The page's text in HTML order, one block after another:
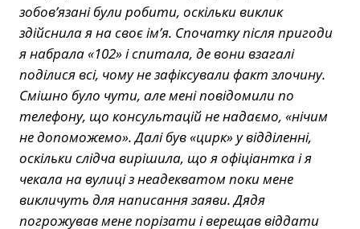
зобов’язані були робити, оскільки виклик
здійснила я на своє ім’я. Спочатку після пригоди
я набрала «102» і спитала, де вони взагалі
поділися всі, чому не зафіксували факт злочину.
Смішно було чути, але мені повідомили по
телефону, що консультацій не надаємо, «нічим
не допоможемо». Далі був «цирк» у відділенні,
оскільки слідча вирішила, що я офіціантка і я
чекала на вулиці з неадекватом поки мене
викличуть для написання заяви. Дядя
погрожував мене порізати і верещав віддати